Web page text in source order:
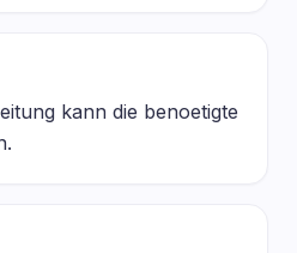
kann die benoetigte